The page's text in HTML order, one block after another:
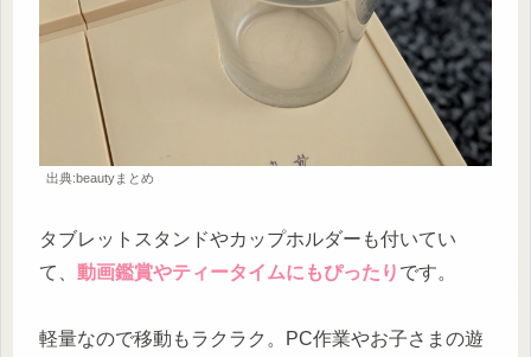
出典:beautyまとめ
タブレットスタンドやカップホルダーも付いてい
て、 動画鑑賞やティータイムにもぴったり です。
軽量なので移動もラクラク。PC作業やお子さまの遊